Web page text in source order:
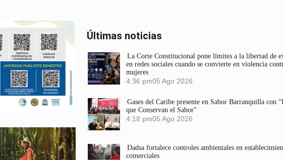
Últimas noticias
La Corte Constitucional pone límites a la libertad de
en redes sociales cuando se convierte en violencia
mujeres
4:36 pm05 Ago 2026
Gases del Caribe presente en Sabor Barranquilla con
que Conservan el Sabor”
4:18 pm05 Ago 2026
Dadsa fortalece controles ambientales en
comerciales